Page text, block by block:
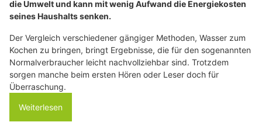
die Umwelt und kann mit wenig Aufwand die Energiekosten
seines Haushalts senken.
Der Vergleich verschiedener gängiger Methoden, Wasser zum
Kochen zu bringen, bringt Ergebnisse, die für den sogenannten
Normalverbraucher leicht nachvollziehbar sind. Trotzdem
sorgen manche beim ersten Hören oder Leser doch für
Überraschung.
Weiterlesen